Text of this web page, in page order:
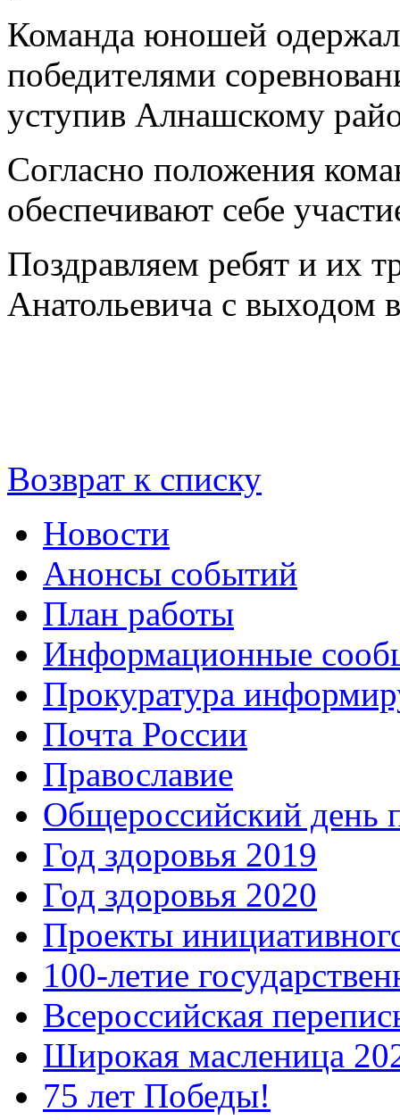
Команда юношей
победителями
уступив Алнашскому
Согласно положения
обеспечивают себе
Поздравляем ребят и их
Анатольевича с выходом
Возврат к списку
Новости
Анонсы событий
План работы
Информационные
Прокуратура
Почта России
Православие
Общероссийский день
Год здоровья 2019
Год здоровья 2020
Проекты
100-летие
Всероссийская
Широкая масленица
75 лет Победы!